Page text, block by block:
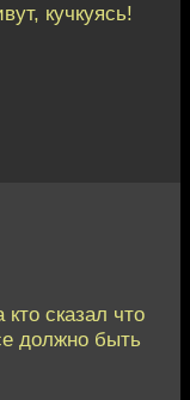
кучкуясь!
сказал что
должно быть